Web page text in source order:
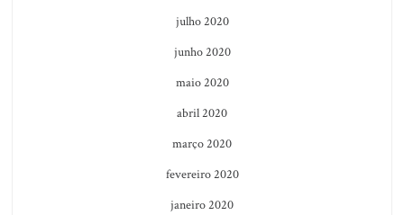
julho 2020
junho 2020
maio 2020
abril 2020
março 2020
fevereiro 2020
janeiro 2020